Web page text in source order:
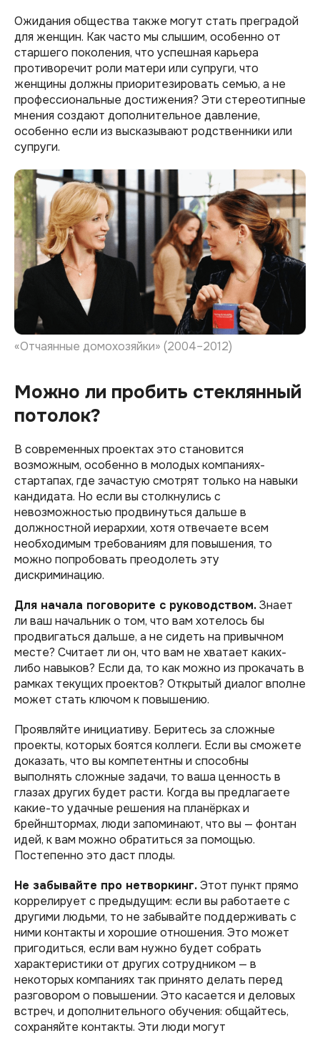
Ожидания общества также могут стать преградой
для женщин. Как часто мы слышим, особенно от
старшего поколения, что успешная карьера
противоречит роли матери или супруги, что
женщины должны приоритезировать семью, а не
профессиональные достижения? Эти стереотипные
мнения создают дополнительное давление,
особенно если из высказывают родственники или
супруги.
«Отчаянные домохозяйки» (2004–2012)
Можно ли пробить стеклянный
потолок?
В современных проектах это становится
возможным, особенно в молодых компаниях-
стартапах, где зачастую смотрят только на навыки
кандидата. Но если вы столкнулись с
невозможностью продвинуться дальше в
должностной иерархии, хотя отвечаете всем
необходимым требованиям для повышения, то
можно попробовать преодолеть эту
дискриминацию.
Для начала поговорите с руководством.Знает
ли ваш начальник о том, что вам хотелось бы
продвигаться дальше, а не сидеть на привычном
месте? Считает ли он, что вам не хватает каких-
либо навыков? Если да, то как можно из прокачать в
рамках текущих проектов? Открытый диалог вполне
может стать ключом к повышению.
Проявляйте инициативу. Беритесь за сложные
проекты, которых боятся коллеги. Если вы сможете
доказать, что вы компетентны и способны
выполнять сложные задачи, то ваша ценность в
глазах других будет расти. Когда вы предлагаете
какие-то удачные решения на планёрках и
брейнштормах, люди запоминают, что вы — фонтан
идей, к вам можно обратиться за помощью.
Постепенно это даст плоды.
Не забывайте про нетворкинг.Этот пункт прямо
коррелирует с предыдущим: если вы работаете с
другими людьми, то не забывайте поддерживать с
ними контакты и хорошие отношения. Это может
пригодиться, если вам нужно будет собрать
характеристики от других сотрудником — в
некоторых компаниях так принято делать перед
разговором о повышении. Это касается и деловых
встреч, и дополнительного обучения: общайтесь,
сохраняйте контакты. Эти люди могут